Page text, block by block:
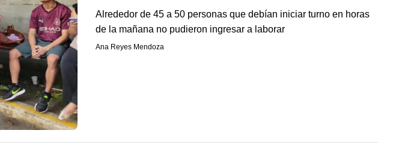
Alrededor de 45 a 50 personas que debían iniciar turno en horas
de la mañana no pudieron ingresar a laborar
Ana Reyes Mendoza